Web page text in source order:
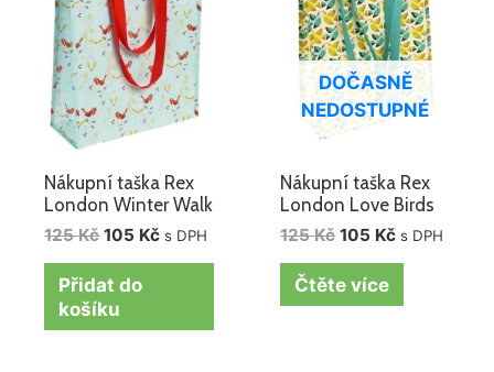
Nákupní taška Rex
London Winter Walk
125Kč
125 Kč.
105 Kč
105 Kč.
s DPH
Přidat do
košíku
DOČASNĚ
NEDOSTUPNÉ
Nákupní taška Rex
London Love Birds
125Kč
125 Kč.
105 Kč
105 Kč.
s DPH
Čtěte více